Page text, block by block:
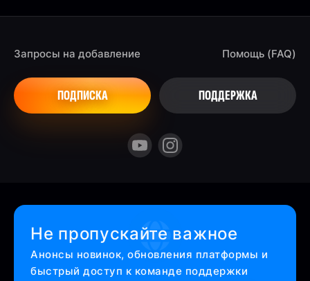
Запросы на добавление
ПОДПИСКА
Помощь (FAQ)
ПОДДЕРЖКА
Не пропускайте важное
Анонсы новинок, обновления платформы и
быстрый доступ к команде поддержки